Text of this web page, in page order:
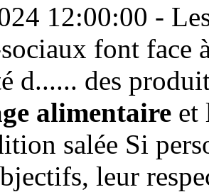
12:00:00 -
font face
d...... des
alimentaire et
salée Si
leur